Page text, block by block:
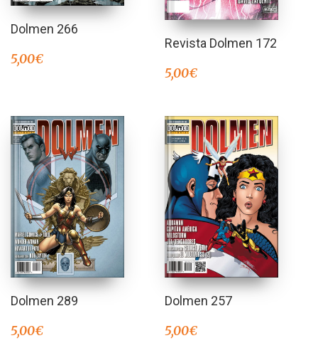
Dolmen 266
5,00€
Revista Dolmen 172
5,00€
Dolmen 289
5,00€
Dolmen 257
5,00€